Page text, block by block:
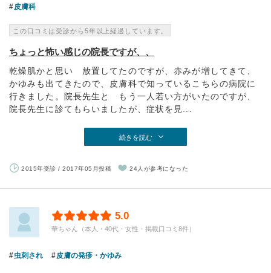
皮膚科
この口コミは受診から5年以上経過しています。
ちょっと怖い感じの院長ですが、、
乾燥肌かと思い 放置してたのですが、赤みが増してきて、
かゆみも出てきたので、皮膚科で知っているこちらの病院に
行きました。院長先生と もう一人若い方がいたのですが、
院長先生に診てもらいましたが、症状を見...
続きを読む
2015年受診 / 2017年05月投稿 24人が参考になった
5.0
華ちゃん（本人・40代・女性・掲載口コミ8件）
虫刺され 皮膚の発疹・かゆみ